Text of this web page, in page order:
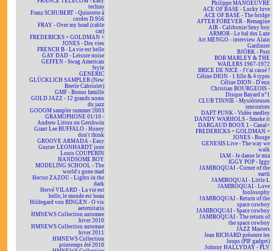
techno
Franz SCHUBERT - Quintette à
cordes D.956
FRAY - Over my head (cable
car)
FREDERICKS + GOLDMAN +
JONES - Des vies
FRENCH B - La vie est belle
GAY DAD - Leisure noise
GEFFEN - Swag American
Style
GENERIC
GLÜCKLICH SAMPLER (New
Beetle Cabriolet)
GMF - Bonus famille
GOLD JAZZ - 12 grands noms
du jazz
GOOOM sampler summer 2003
GRAMOPHONE 01/10 -
Andrew Litton on Gershwin
Grant Lee BUFFALO - Honey
don't think
GROOVE ARMADA - Easy
Gustav LEONHARDT joue
Louis COUPERIN
HANDSOME BOY
MODELING SCHOOL - The
world's gone mad
Hector ZAZOU - Lights in the
dark
Hervé VILARD - La vie est
belle, le monde est beau
Hildegard von BINGEN - O vis
aeternitatis
HMNEWS Collection automne
hiver 2010
HMNEWS Collection automne
hiver 2011
HMNEWS Collection
printemps été 2010
Philippe MANOEUVRE
ACE OF BASE - Lucky love
ACE OF BASE - The bridge
AFTER FOREVER - Remagine
AIR - Californie/Sexy boy
ARMOR - Le bal des Laze
Art MENGO - interview Alain
Gardinier
BJÖRK - Post
BOB MARLEY & THE
WAILERS 1967-1972
BRICE DE NICE - J't'ai cassé !
Céline DION - 1 fille & 4 types
Céline DION - D'eux
Christian BOURGEOIS -
Disque Bayard n°1
CLUB TINNIE - Mystérieuses
rencontres
DAFT PUNK - Vidéo medley
DANDY WARHOLS - Smoke it
DARGAUD BOOX 1 - Canal+
FREDERICKS + GOLDMAN +
JONES - Rouge
GENESIS Live - The way we
walk
IAM - Je danse le mia
IGGY POP - Iggy
JAMIROQUAI - Corner of the
earth
JAMIROQUAI - Little L
JAMIROQUAI - Love
foolosophy
JAMIROQUAI - Return of the
space cowboy
JAMIROQUAI - Space cowboy
JAMIROQUAI - The return of
the space cowboy
JAZZ Masters
Jean RICHARD présente les
loups (PIF gadget)
Johnny HALLYDAY - PLV